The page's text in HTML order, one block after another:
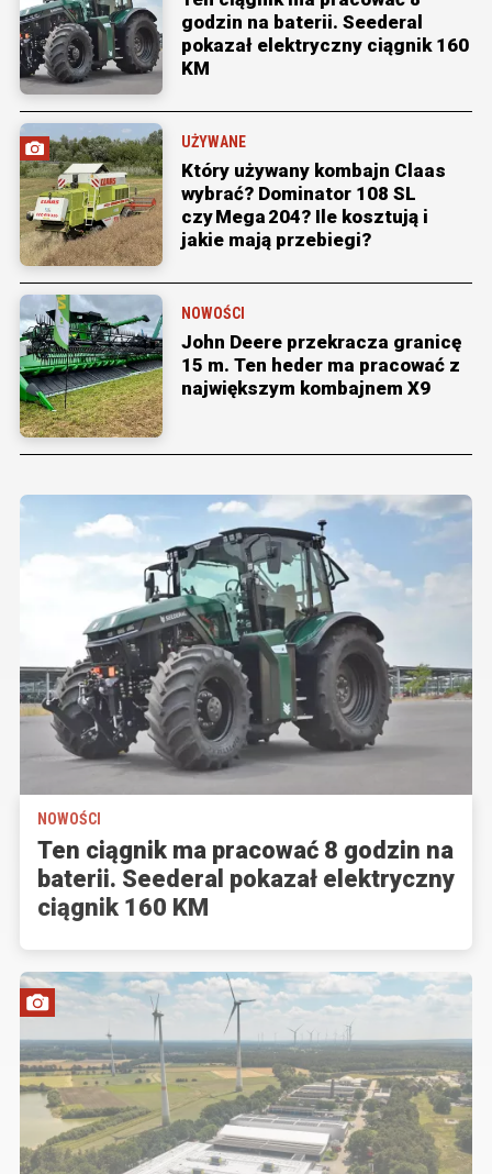
godzin na baterii. Seederal
pokazał elektryczny ciągnik 160
KM
UŻYWANE
Który używany kombajn Claas
wybrać? Dominator 108 SL
czy Mega 204? Ile kosztują i
jakie mają przebiegi?
NOWOŚCI
John Deere przekracza granicę
15 m. Ten heder ma pracować z
największym kombajnem X9
NOWOŚCI
Ten ciągnik ma pracować 8 godzin na
baterii. Seederal pokazał elektryczny
ciągnik 160 KM